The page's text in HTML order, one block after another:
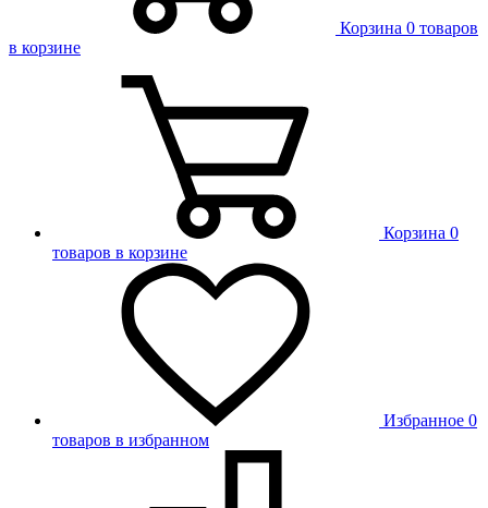
Корзина 0 товаров
в корзине
Корзина 0
товаров в корзине
Избранное 0
товаров в избранном